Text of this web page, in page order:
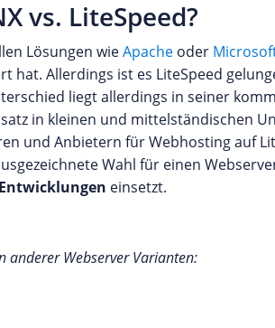
vs. LiteSpeed?
Lösungen wieApache oder
hat. Allerdings ist es LiteSpeed
liegt allerdings in seiner
in kleinen und mittelständischen
und Anbietern für Webhosting auf
Wahl für einen
einsetzt.
anderer Webserver Varianten: